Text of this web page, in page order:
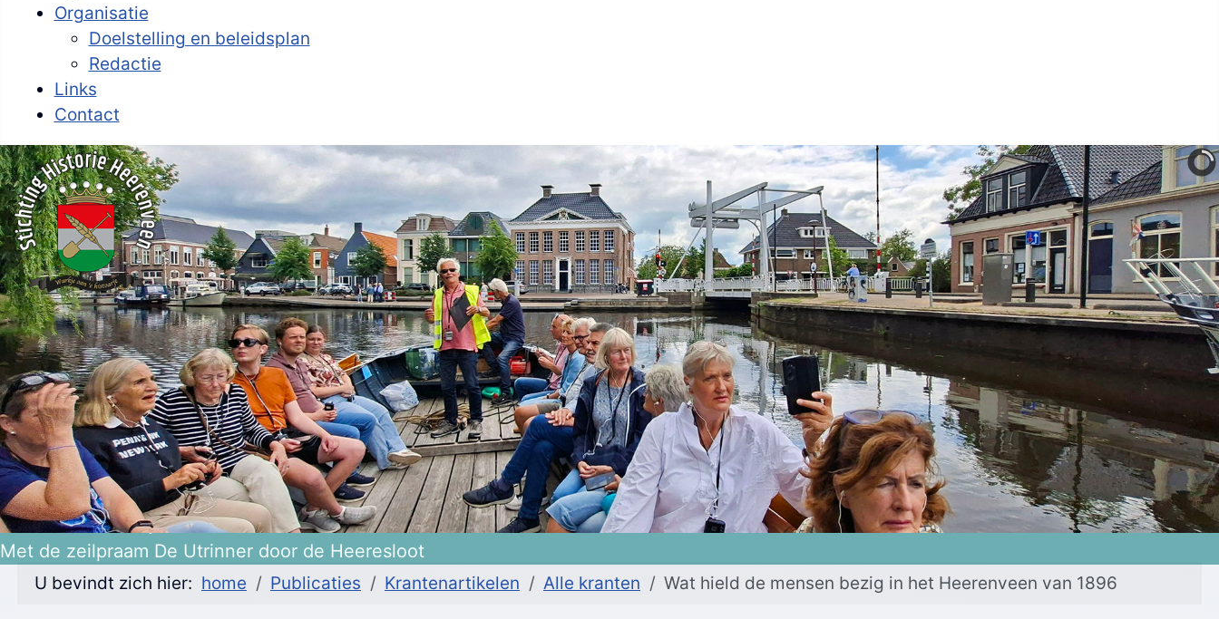
Organisatie
Doelstelling en beleidsplan
Redactie
Links
Contact
Heerenveen 475 jaar!
Met de zeilpraam De Utrinner door de Heeresloot
U bevindt zich hier: home Publicaties Krantenartikelen Alle kranten Wat hield de mensen bezig in het Heerenveen van 1896